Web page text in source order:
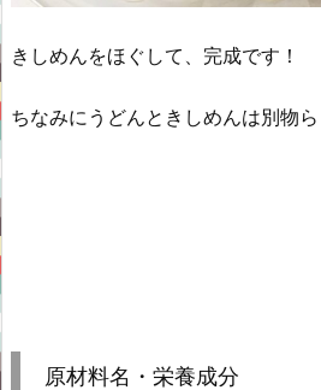
きしめんをほぐして、完成です！
ちなみにうどんときしめんは別物ら
原材料名・栄養成分